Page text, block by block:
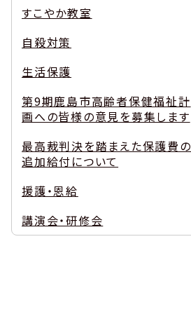
すこやか教室
自殺対策
生活保護
第9期鹿島市高齢者保健福祉計
画への皆様の意見を募集します
最高裁判決を踏まえた保護費の
追加給付について
援護・恩給
講演会・研修会